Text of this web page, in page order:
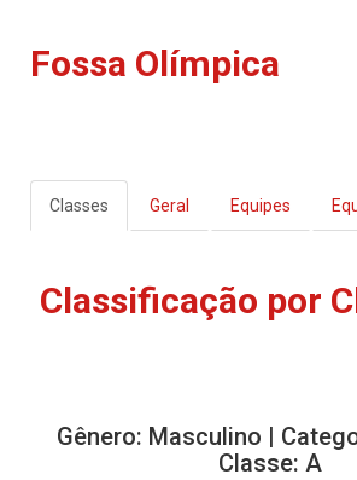
Fossa Olímpica
Classes Geral Equipes
Classificação por
Gênero: Masculino |
Classe: A